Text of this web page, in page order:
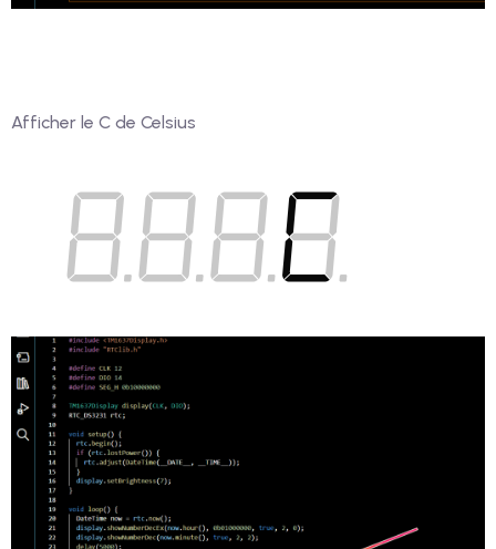
Afficher le C de Celsius